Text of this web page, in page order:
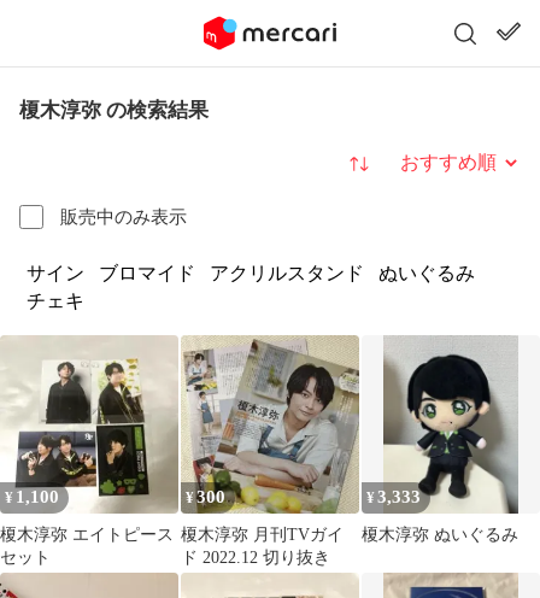
榎木淳弥 の検索結果
販売中のみ表示
並び替え
サイン ブロマイド アクリルスタンド
ぬいぐるみ
チェキ
¥ 1,100
榎木淳弥 エイトピース
セット
¥300
榎木淳弥 月刊TVガイ
ド 2022.12 切り抜き
¥3,333
榎木淳弥 ぬいぐるみ